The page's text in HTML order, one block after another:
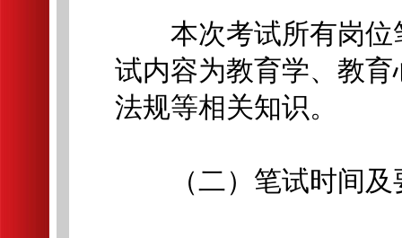
本次考试所有岗位
试内容为教育学、教
法规等相关知识。
（二）笔试时间及